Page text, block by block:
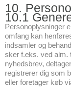
10.
10.1
Personoplysninger
omfang kan
indsamler og
sker f.eks. ved alm.
nyhedsbrev,
registrerer dig som
eller foretager køb